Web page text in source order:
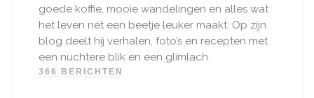
goede koffie, mooie wandelingen en alles wat
het leven nét een beetje leuker maakt. Op zijn
blog deelt hij verhalen, foto’s en recepten met
een nuchtere blik en een glimlach.
366 BERICHTEN